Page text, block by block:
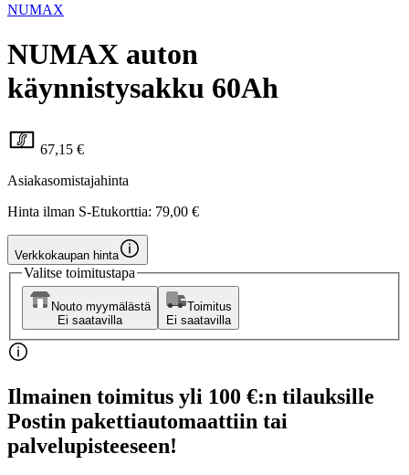
NUMAX
NUMAX auton
käynnistysakku 60Ah
67,15 €
Asiakasomistajahinta
Hinta ilman S-Etukorttia: 79,00 €
Verkkokaupan hinta
Valitse toimitustapa
Nouto myymälästä
Ei saatavilla
Toimitus
Ei saatavilla
Ilmainen toimitus yli 100 €:n tilauksille
Postin pakettiautomaattiin tai
palvelupisteeseen!